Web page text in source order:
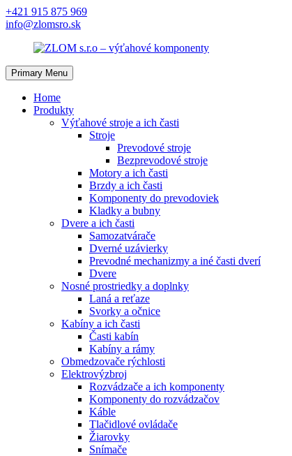
Skip
to
+421 915 875 969
info@zlomsro.sk
Primary Menu
Home
Produkty
Výťahové stroje a ich časti
Stroje
Prevodové stroje
Bezprevodové stroje
Motory a ich časti
Brzdy a ich časti
Komponenty do prevodoviek
Kladky a bubny
Dvere a ich časti
Samozatvárače
Dverné uzávierky
Prevodné mechanizmy a iné časti dverí
Dvere
Nosné prostriedky a doplnky
Laná a reťaze
Svorky a očnice
Kabíny a ich časti
Časti kabín
Kabíny a rámy
Obmedzovače rýchlosti
Elektrovýzbroj
Rozvádzače a ich komponenty
Komponenty do rozvádzačov
Káble
Tlačidlové ovládače
Žiarovky
Snímače